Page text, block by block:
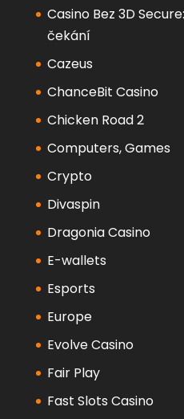
Casino Bez 3D
čekání
Cazeus
ChanceBit Casino
Chicken Road 2
Computers, Games
Crypto
Divaspin
Dragonia Casino
E-wallets
Esports
Europe
Evolve Casino
Fair Play
Fast Slots Casino